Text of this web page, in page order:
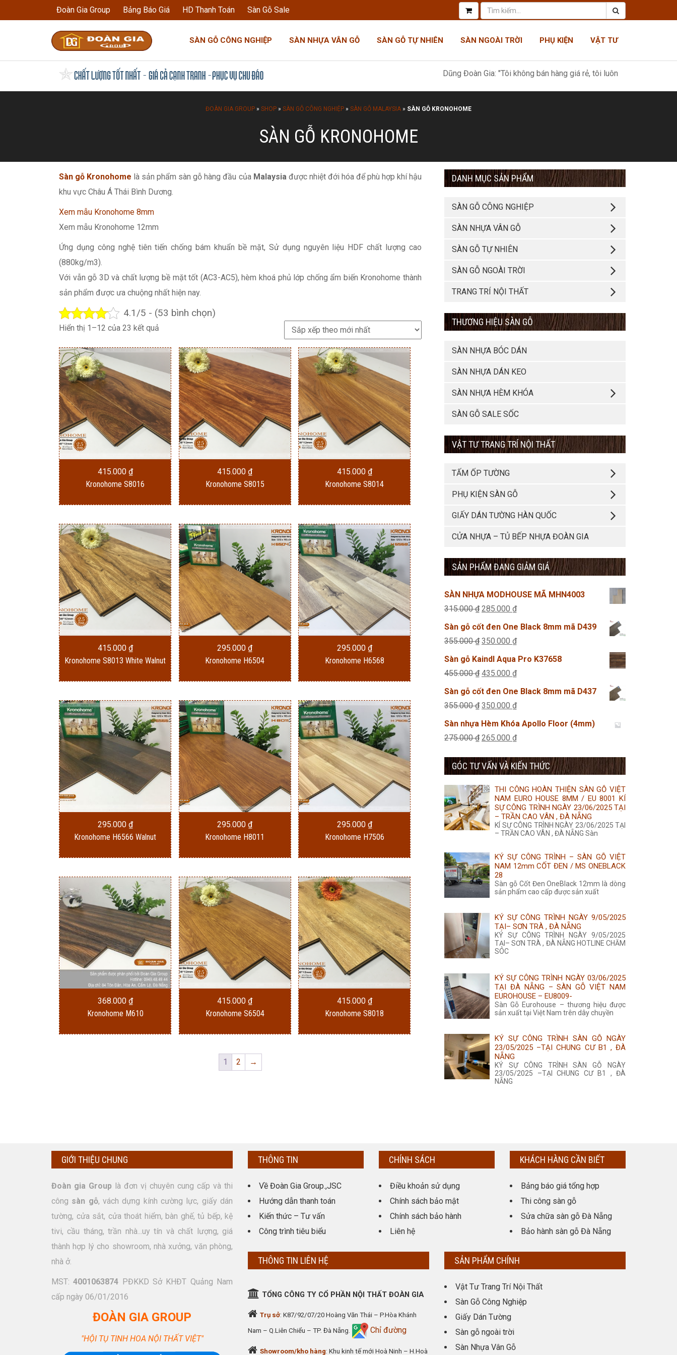
Đoàn Gia Group Bảng Báo Giá HD Thanh Toán Sàn Gỗ Sale
SÀN GỖ CÔNG NGHIỆP SÀN NHỰA VÂN GỖ SÀN GỖ TỰ NHIÊN SÀN NGOÀI TRỜI PHỤ KIỆN VẬT TƯ
Dũng Đoàn Gia: "Tôi không bán hàng giá rẻ, tôi luôn có giá tốt nhất, như
ĐOÀN GIA GROUP » SHOP » SÀN GỖ CÔNG NGHIỆP » SÀN GỖ MALAYSIA » SÀN GỖ KRONOHOME
SÀN GỖ KRONOHOME
Sàn gỗ Kronohome là sản phẩm sàn gỗ hàng đầu của Malaysiađược nhiệt đới hóa để phù hợp khí hậu
khu vực Châu Á Thái Bình Dương.
Xem mẫu Kronohome 8mm
Xem mẫu Kronohome 12mm
Ứng dụng công nghệ tiên tiến chống bám khuẩn bề mặt, Sử dụng nguyên liệu HDF chất lượng cao
(880kg/m3).
Với vẫn gỗ 3D và chất lượng bề mặt tốt (AC3-AC5), hèm khoá phủ lớp chống ẩm biến Kronohome thành
sản phẩm được ưa chuộng nhất hiện nay.
4.1/5 - (53 bình chọn)
Hiển thị 1–12 của 23 kết quả
xếp
theo
mới
nhất
415.000 ₫
Kronohome S8016
415.000₫
Kronohome S8015
415.000 ₫
Kronohome S8014
415.000 ₫
Kronohome S8013 White Walnut
295.000₫
Kronohome H6504
295.000 ₫
Kronohome H6568
295.000 ₫
Kronohome H6566 Walnut
295.000₫
Kronohome H8011
295.000 ₫
Kronohome H7506
368.000 ₫
Kronohome M610
415.000₫
Kronohome S6504
415.000 ₫
Kronohome S8018
1 2 →
DANH MỤC SẢN PHẨM
SÀN GỖ CÔNG NGHIỆP
SÀN NHỰA VÂN GỖ
SÀN GỖ TỰ NHIÊN
SÀN GỖ NGOÀI TRỜI
TRANG TRÍ NỘI THẤT
THƯƠNG HIỆU SÀN GỖ
SÀN NHỰA BÓC DÁN
SÀN NHỰA DÁN KEO
SÀN NHỰA HÈM KHÓA
SÀN GỖ SALE SỐC
VẬT TƯ TRANG TRÍ NỘI THẤT
TẤM ỐP TƯỜNG
PHỤ KIỆN SÀN GỖ
GIẤY DÁN TƯỜNG HÀN QUỐC
CỬA NHỰA – TỦ BẾP NHỰA ĐOÀN GIA
SẢN PHẨM ĐANG GIẢM GIÁ
SÀN NHỰA MODHOUSE MÃ MHN4003
315.000₫ Giá
gốc
là:
285.000 ₫Giá
hiện
tại
285.000 ₫.
Sàn gỗ cốt đen One Black 8mm mã D439
355.000₫ Giá
gốc
là:
350.000 ₫Giá
hiện
tại
350.000 ₫.
Sàn gỗ Kaindl Aqua Pro K37658
455.000₫ Giá
gốc
là:
435.000 ₫Giá
hiện
tại
435.000 ₫.
Sàn gỗ cốt đen One Black 8mm mã D437
355.000₫ Giá
gốc
là:
350.000 ₫Giá
hiện
tại
350.000 ₫.
Sàn nhựa Hèm Khóa Apollo Floor (4mm)
275.000₫ Giá
là:
265.000 ₫Giá
tại
265.000 ₫.
GÓC TƯ VẤN VÀ KIẾN THỨC
THI CÔNG HOÀN THIỆN SÀN GỖ VIỆT
NAM EURO HOUSE 8MM / EU 8001 KÍ
SỰ CÔNG TRÌNH NGÀY 23/06/2025 TẠI
– TRẦN CAO VÂN , ĐÀ NẴNG
KÍ SỰ CÔNG TRÌNH NGÀY 23/06/2025 TẠI
– TRẦN CAO VÂN , ĐÀ NẴNG Sàn
KÝ SỰ CÔNG TRÌNH – SÀN GỖ VIỆT
NAM 12mm CỐT ĐEN / MS ONEBLACK
28
Sàn gỗ Cốt Đen OneBlack 12mm là dòng
sản phẩm cao cấp được sản xuất
KÝ SỰ CÔNG TRÌNH NGÀY 9/05/2025
TẠI– SƠN TRÀ , ĐÀ NẴNG
KÝ SỰ CÔNG TRÌNH NGÀY 9/05/2025
TẠI– SƠN TRÀ , ĐÀ NẴNG HOTLINE CHĂM
SÓC
KÝ SỰ CÔNG TRÌNH NGÀY 03/06/2025
TẠI ĐÀ NẴNG – SÀN GỖ VIỆT NAM
EUROHOUSE – EU8009-
Sàn Gỗ Eurohouse – thương hiệu được
sản xuất tại Việt Nam trên dây chuyền
KÝ SỰ CÔNG TRÌNH SÀN GỖ NGÀY
23/05/2025 –TẠI CHUNG CƯ B1 , ĐÀ
NẴNG
KÝ SỰ CÔNG TRÌNH SÀN GỖ NGÀY
23/05/2025 –TẠI CHUNG CƯ B1 , ĐÀ
NẴNG
GIỚI THIỆU CHUNG
Đoàn gia Group là đơn vị chuyên cung cấp và thi
công sàn gỗ, vách dựng kính cường lực, giấy dán
tường, cửa sắt, cửa thoát hiểm, bàn ghế, tủ bếp, kệ
tivi, cầu tháng, trần nhà...uy tín và chất lượng, giá
thành hợp lý cho showroom, nhà xưởng, văn phòng,
nhà ở.
MST:4001063874 PĐKKD Sở KHĐT Quảng Nam
cấp ngày 06/01/2016
ĐOÀN GIA GROUP
"HỘI TỤ TINH HOA NỘI THẤT VIỆT"
THÔNG TIN
Về Đoàn Gia Group.,JSC
Hướng dẫn thanh toán
Kiến thức – Tư vấn
Công trình tiêu biểu
CHÍNH SÁCH
Điều khoản sử dụng
Chính sách bảo mật
Chính sách bảo hành
Liên hệ
KHÁCH HÀNG CẦN BIẾT
Bảng báo giá tổng hợp
Thi công sàn gỗ
Sửa chữa sàn gỗ Đà Nẵng
Bảo hành sàn gỗ Đà Nẵng
THÔNG TIN LIÊN HỆ
TỔNG CÔNG TY CỔ PHẦN NỘI THẤT ĐOÀN GIA
Trụ sở: K87/92/07/20 Hoàng Văn Thái – P.Hòa Khánh
Nam – Q.Liên Chiểu – TP. Đà Nẵng. Chỉ đường
Showroom/kho hàng: Khu kinh tế mới Hoà Ninh – H.Hoà
SẢN PHẨM CHÍNH
Vật Tư Trang Trí Nội Thất
Sàn Gỗ Công Nghiệp
Giấy Dán Tường
Sàn gỗ ngoài trời
Sàn Nhựa Vân Gỗ